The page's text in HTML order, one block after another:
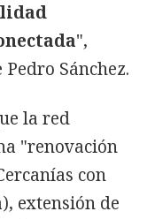
",
Sánchez.
la red
"renovación
con
extensión de